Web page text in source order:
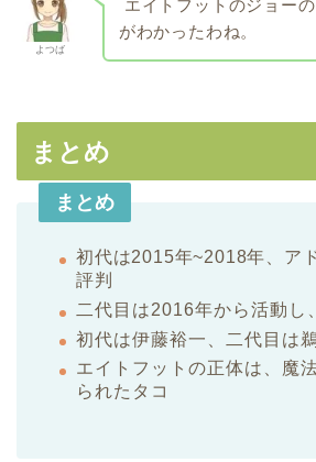
よつば
エイトフットのジョー
がわかったわね。
まとめ
まとめ
初代は2015年~2018年、ア
評判
二代目は2016年から活動し
初代は伊藤裕一、二代目は
エイトフットの正体は、魔
られたタコ